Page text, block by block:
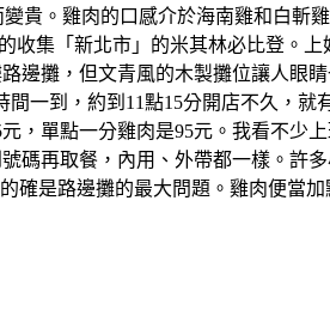
貴。雞肉的口感介於海南雞和白斬
收集「新北市」的米其林必比登。
邊攤，但文青風的木製攤位讓人眼
一到，約到11點15分開店不久，就
，單點一分雞肉是95元。我看不少
碼再取餐，內用、外帶都一樣。許
確是路邊攤的最大問題。雞肉便當